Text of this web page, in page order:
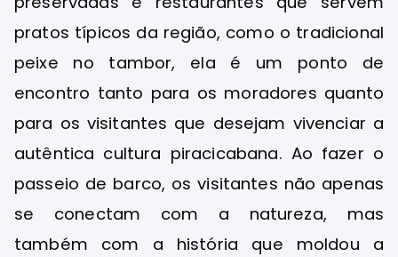
pratos típicos da região, como o tradicional
peixe no tambor, ela é um ponto de
encontro tanto para os moradores quanto
para os visitantes que desejam vivenciar a
autêntica cultura piracicabana. Ao fazer o
passeio de barco, os visitantes não apenas
se conectam com a natureza, mas
também com a história que moldou a